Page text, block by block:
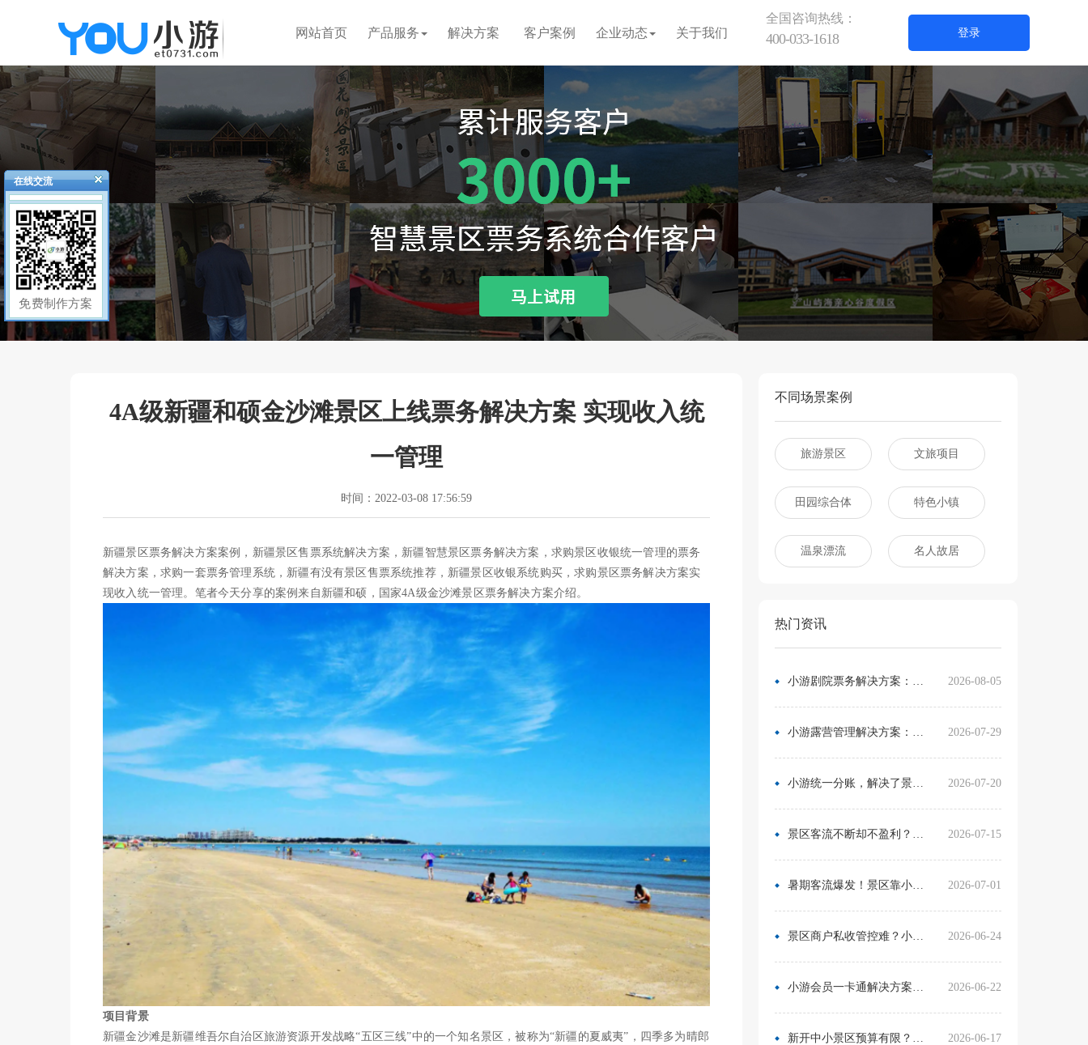
网站首页 产品服务 解决方案 客户案例 企业动态 关于我们
全国咨询热线：
400-033-1618 登录
4A级新疆和硕金沙滩景区上线票务解决方案 实现收入统
一管理
时间：2022-03-08 17:56:59
新疆景区票务解决方案案例，新疆景区售票系统解决方案，新疆智慧景区票务解决方案，求购景区收银统一管理的票务
解决方案，求购一套票务管理系统，新疆有没有景区售票系统推荐，新疆景区收银系统购买，求购景区票务解决方案实
现收入统一管理。笔者今天分享的案例来自新疆和硕，国家4A级金沙滩景区票务解决方案介绍。
项目背景
新疆金沙滩是新疆维吾尔自治区旅游资源开发战略“五区三线”中的一个知名景区，被称为“新疆的夏威夷”，四季多为晴郎
不同场景案例
旅游景区 文旅项目
田园综合体 特色小镇
温泉漂流 名人故居
热门资讯
小游剧院票务解决方案：让观众像买电影票一样选座 2026-08-05
小游露营管理解决方案：无需再用Excel管营位 2026-07-29
小游统一分账，解决了景区在多渠道合作中的资金管理难题 2026-07-20
景区客流不断却不盈利？靠一卡通盘活二消，真实案例营收翻倍 2026-07-15
暑期客流爆发！景区靠小游票务系统，轻松拿捏旺季流量与口碑 2026-07-01
景区商户私收管控难？小游票务系统统一收银方案，从根源杜绝私自收款 2026-06-24
小游会员一卡通解决方案：消费游玩更省心！ 2026-06-22
新开中小景区预算有限？分 3 阶段搭建售检票系统，小游票务轻量化方案直接落地 2026-06-17
在线交流
免费制作方案